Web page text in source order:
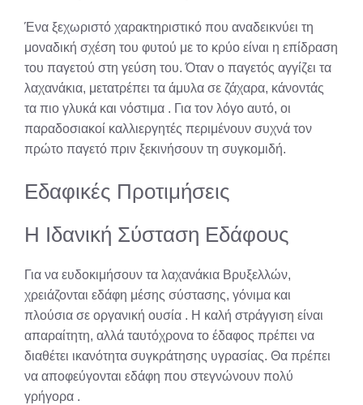
Ένα ξεχωριστό χαρακτηριστικό που αναδεικνύει τη
μοναδική σχέση του φυτού με το κρύο είναι η επίδραση
του παγετού στη γεύση του. Όταν ο παγετός αγγίζει τα
λαχανάκια, μετατρέπει τα άμυλα σε ζάχαρα, κάνοντάς
τα πιο γλυκά και νόστιμα . Για τον λόγο αυτό, οι
παραδοσιακοί καλλιεργητές περιμένουν συχνά τον
πρώτο παγετό πριν ξεκινήσουν τη συγκομιδή.
Εδαφικές Προτιμήσεις
Η Ιδανική Σύσταση Εδάφους
Για να ευδοκιμήσουν τα λαχανάκια Βρυξελλών,
χρειάζονται εδάφη μέσης σύστασης, γόνιμα και
πλούσια σε οργανική ουσία . Η καλή στράγγιση είναι
απαραίτητη, αλλά ταυτόχρονα το έδαφος πρέπει να
διαθέτει ικανότητα συγκράτησης υγρασίας. Θα πρέπει
να αποφεύγονται εδάφη που στεγνώνουν πολύ
γρήγορα .